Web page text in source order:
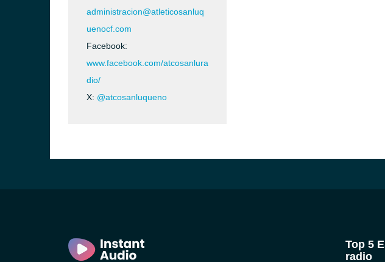
administracion@atleticosanluq
uenocf.com
Facebook:
www.facebook.com/atcosanlura
dio/
X: @atcosanluqueno
Top 5
radio